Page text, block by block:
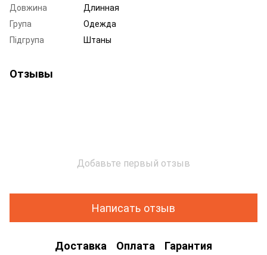
Довжина
Длинная
Група
Одежда
Підгрупа
Штаны
Отзывы
Добавьте первый отзыв
Написать отзыв
Доставка Оплата Гарантия